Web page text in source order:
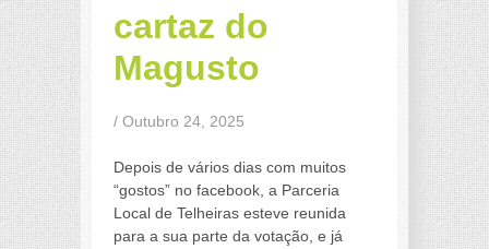
cartaz do
Magusto
/ Outubro 24, 2025
Depois de vários dias com muitos
“gostos” no facebook, a Parceria
Local de Telheiras esteve reunida
para a sua parte da votação, e já